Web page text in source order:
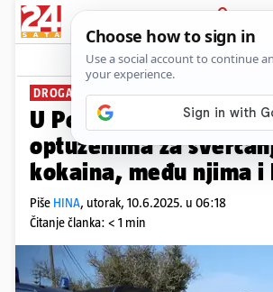
PRIJAVA
News
DROGA OD 30 MIL. EURA
U Portugalu počinje
optuženima za
kokaina, među njima i
Piše HINA, utorak, 10.6.2025. u 06:18
Čitanje članka: < 1 min